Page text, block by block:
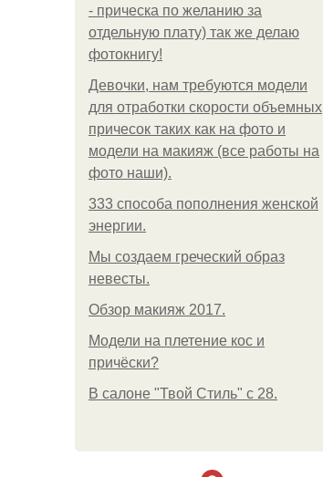
- прическа по желанию за
отдельную плату) так же делаю
фотокнигу!
Девочки, нам требуются модели
для отработки скорости объемных
причесок таких как на фото и
модели на макияж (все работы на
фото наши).
333 способа пополнения женской
энергии.
Мы создаем греческий образ
невесты.
Обзор макияж 2017.
Модели на плетение кос и
причёски?
В салоне "Твой Стиль" с 28.